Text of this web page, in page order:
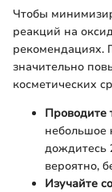
Чтобы
реакций на
рекомендациях.
значительно
косметических
Проводите
небольшое
дождитесь
вероятно,
Изучайте